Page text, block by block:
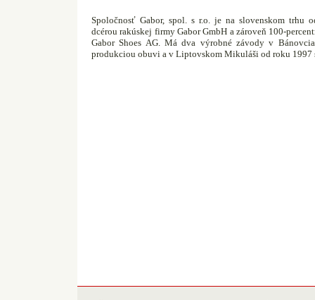
Spoločnosť Gabor, spol. s r.o. je na slovenskom trhu
dcérou rakúskej firmy Gabor GmbH a zároveň 100-
Gabor Shoes AG. Má dva výrobné závody v
produkciou obuvi a v Liptovskom Mikuláši od roku 1997